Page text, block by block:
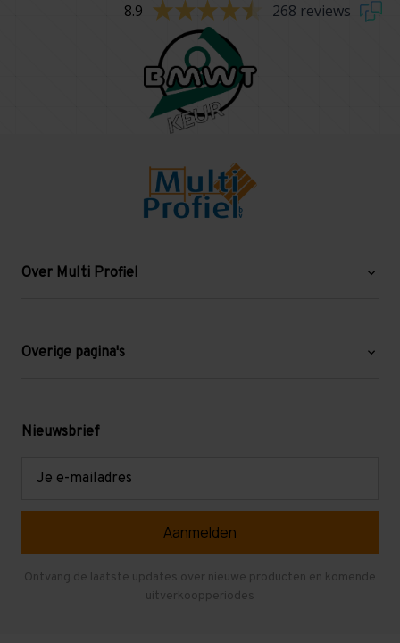
8.9 268 reviews
Over Multi Profiel
Blog
Levering en afhalen
Overige pagina's
Mezzanine
Gebruikte entresolvloeren
Nieuwsbrief
Ontvang de laatste updates over nieuwe producten en komende
uitverkoopperiodes